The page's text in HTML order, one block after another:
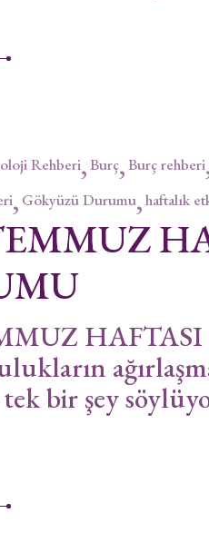
Rehberi Burç Burç rehberi
Gökyüzü Durumu haftalık
bir şey